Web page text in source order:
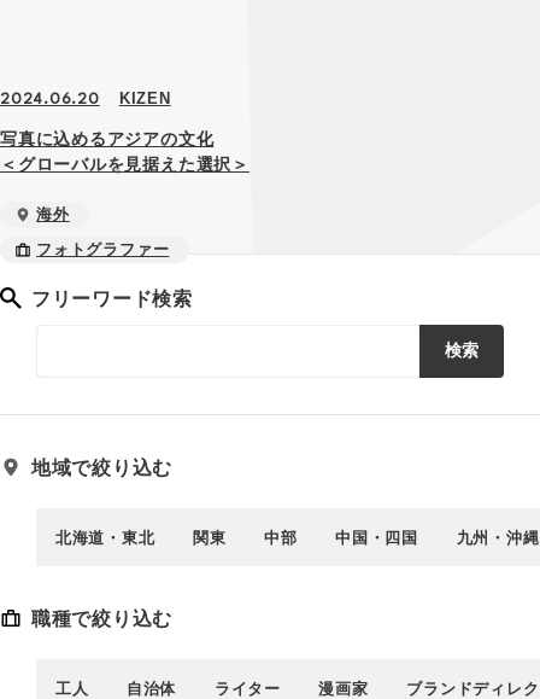
2024.06.20 KIZEN
写真に込めるアジアの文化
＜グローバルを見据えた選択＞
海外
フォトグラファー
フリーワード検索
検索
地域で絞り込む
北海道・東北 関東 中部 中国・四国 九州・沖縄
職種で絞り込む
工人 自治体 ライター 漫画家 ブランドディレ